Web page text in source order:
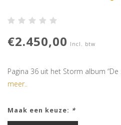
€2.450,00 Incl. btw
Pagina 36 uit het Storm album
meer..
Maak een keuze: *